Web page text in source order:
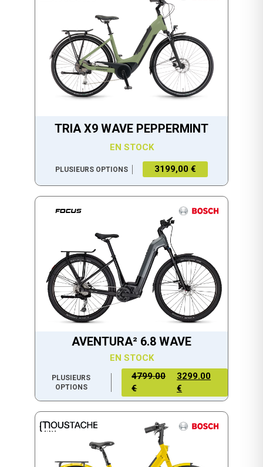
TRIA X9 WAVE PEPPERMINT
EN STOCK
PLUSIEURS OPTIONS 3199,00 €
AVENTURA² 6.8 WAVE
EN STOCK
PLUSIEURS
OPTIONS
4799.00
€
3299.00
€